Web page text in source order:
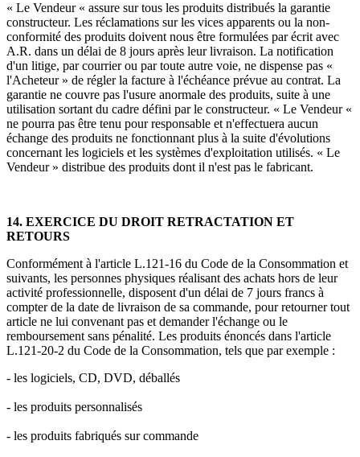
« Le Vendeur « assure sur tous les produits distribués la garantie
constructeur. Les réclamations sur les vices apparents ou la non-
conformité des produits doivent nous être formulées par écrit avec
A.R. dans un délai de 8 jours après leur livraison. La notification
d'un litige, par courrier ou par toute autre voie, ne dispense pas «
l'Acheteur » de régler la facture à l'échéance prévue au contrat. La
garantie ne couvre pas l'usure anormale des produits, suite à une
utilisation sortant du cadre défini par le constructeur. « Le Vendeur «
ne pourra pas être tenu pour responsable et n'effectuera aucun
échange des produits ne fonctionnant plus à la suite d'évolutions
concernant les logiciels et les systèmes d'exploitation utilisés. « Le
Vendeur » distribue des produits dont il n'est pas le fabricant.
14. EXERCICE DU DROIT RETRACTATION ET
RETOURS
Conformément à l'article L.121-16 du Code de la Consommation et
suivants, les personnes physiques réalisant des achats hors de leur
activité professionnelle, disposent d'un délai de 7 jours francs à
compter de la date de livraison de sa commande, pour retourner tout
article ne lui convenant pas et demander l'échange ou le
remboursement sans pénalité. Les produits énoncés dans l'article
L.121-20-2 du Code de la Consommation, tels que par exemple :
- les logiciels, CD, DVD, déballés
- les produits personnalisés
- les produits fabriqués sur commande